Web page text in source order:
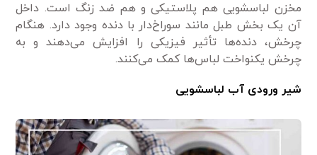
مخزن لباسشویی هم پلاستیکی و هم ضد زنگ است. داخل
آن یک بخش طبل مانند سوراخ‌دار با دنده وجود دارد. هنگام
چرخش، دنده‌ها تأثیر فیزیکی را افزایش می‌دهند و به
چرخش یکنواخت لباس‌ها کمک می‌کنند.
شیر ورودی آب لباسشویی